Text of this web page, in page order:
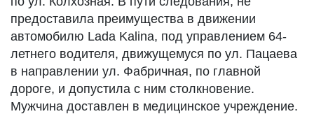
предоставила преимущества в движении
автомобилю Lada Kalina, под управлением 64-
летнего водителя, движущемуся по ул. Пацаева
в направлении ул. Фабричная, по главной
дороге, и допустила с ним столкновение.
Мужчина доставлен в медицинское учреждение.